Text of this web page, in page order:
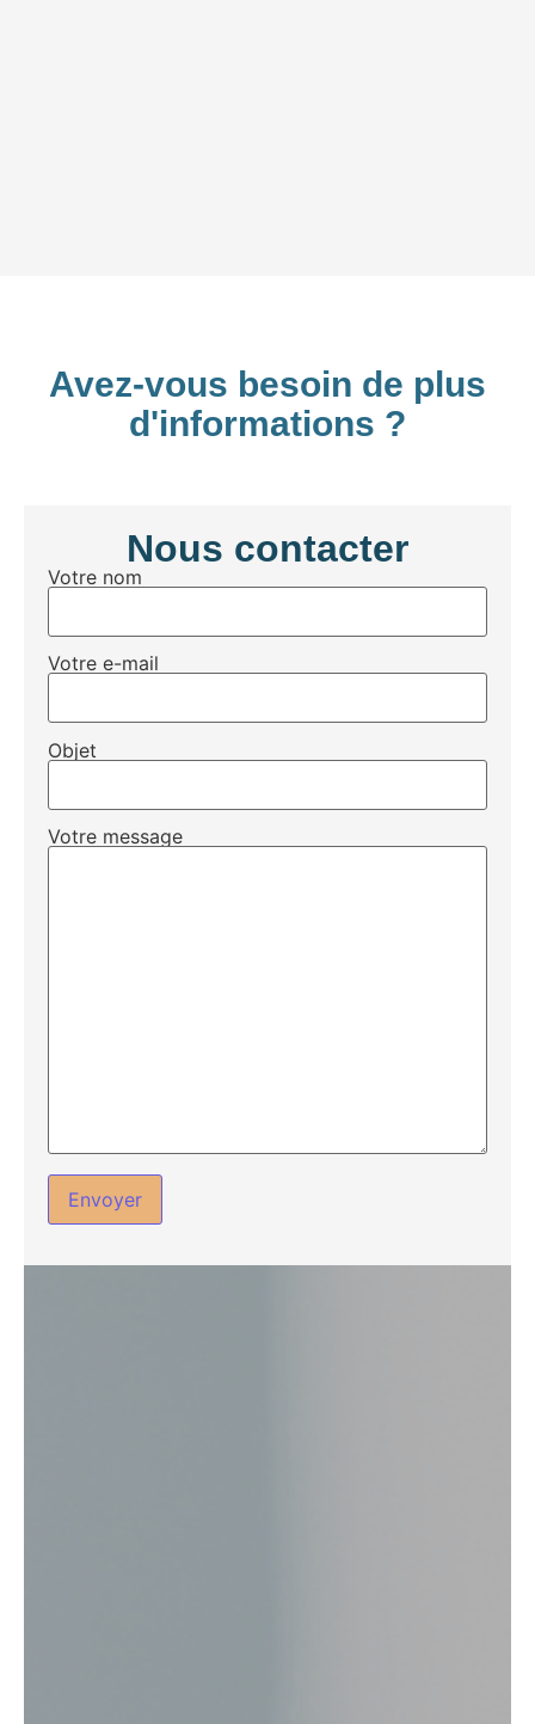
Avez-vous besoin de plus
d'informations ?
Nous contacter
Votre nom
Votre e-mail
Objet
Votre message